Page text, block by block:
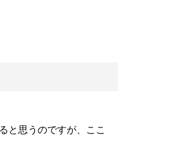
と思うのですが、ここ